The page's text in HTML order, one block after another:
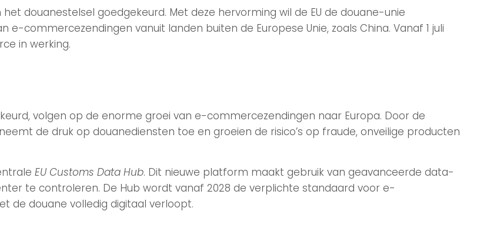
douanestelsel goedgekeurd. Met deze hervorming wil de EU de douane-unie
commercezendingen vanuit landen buiten de Europese Unie, zoals China. Vanaf 1 juli
in werking.
volgen op de enorme groei van e-commercezendingen naar Europa. Door de
de druk op douanediensten toe en groeien de risico’s op fraude, onveilige producten
EU Customs Data Hub. Dit nieuwe platform maakt gebruik van geavanceerde data-
te controleren. De Hub wordt vanaf 2028 de verplichte standaard voor e-
de douane volledig digitaal verloopt.